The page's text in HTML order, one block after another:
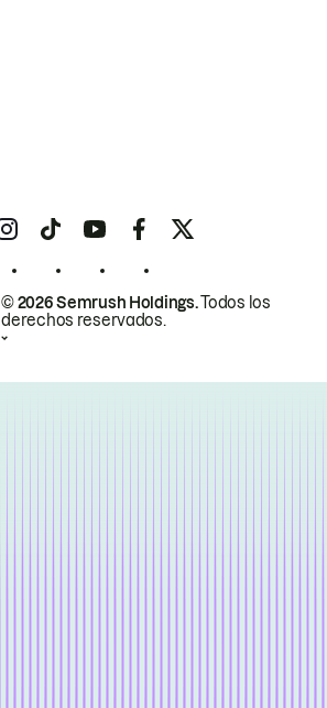
© 2026 Semrush Holdings.Todos los
derechos reservados.